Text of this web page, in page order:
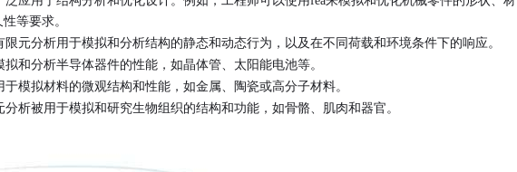
等要求。
限元分析用于模拟和分析结构的静态和动态行为，以及在不同荷载和环境条件下的响应。
和分析半导体器件的性能，如晶体管、太阳能电池等。
模拟材料的微观结构和性能，如金属、陶瓷或高分子材料。
分析被用于模拟和研究生物组织的结构和功能，如骨骼、肌肉和器官。